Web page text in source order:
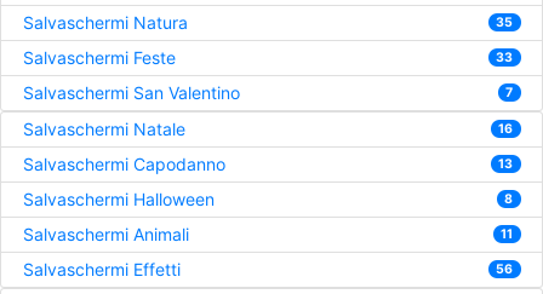
Salvaschermi Natura 35
Salvaschermi Feste 33
Salvaschermi San Valentino 7
Salvaschermi Natale 16
Salvaschermi Capodanno 13
Salvaschermi Halloween 8
Salvaschermi Animali 11
Salvaschermi Effetti 56